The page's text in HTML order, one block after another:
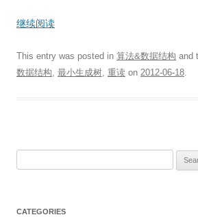
继续阅读
This entry was posted in 算法&数据结构 and
数据结构, 最小生成树, 重读 on 2012-06-18.
r
CATEGORIES